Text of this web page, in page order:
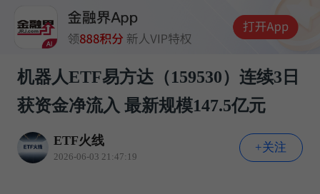
机器人ETF易方达（159530）连续3日
获资金净流入 最新规模147.5亿元
ETF火线
2026-06-03 21:47:19
+关注